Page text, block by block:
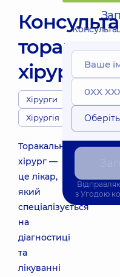
хірурга
Хірурги
Хірургія
Торакальний
хірург —
це лікар,
який
спеціалізується
на
діагностиці
та
лікуванні
з Угодою